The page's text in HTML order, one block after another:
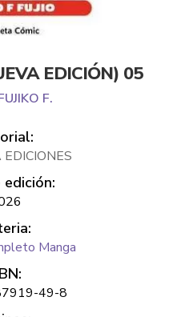
EDICIÓN) 05
F.
Manga
49-8